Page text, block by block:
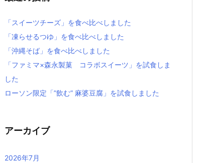
「スイーツチーズ」を食べ比べしました
「凍らせるつゆ」を食べ比べしました
「沖縄そば」を食べ比べしました
「ファミマ×森永製菓 コラボスイーツ」を試食しま
した
ローソン限定「”飲む” 麻婆豆腐」を試食しました
アーカイブ
2026年7月